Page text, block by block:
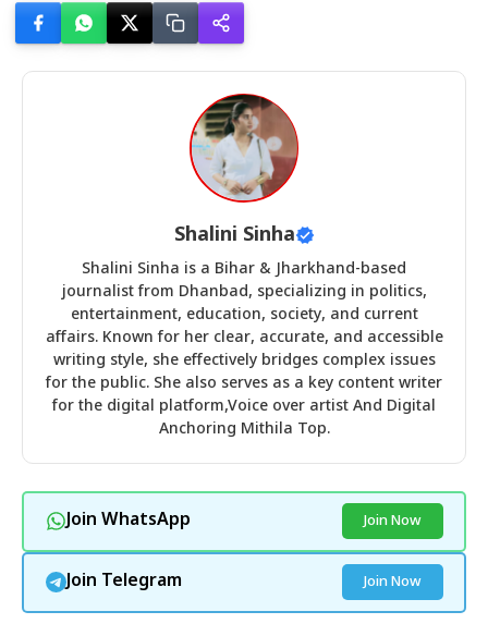
Shalini Sinha
Shalini Sinha is a Bihar & Jharkhand-based
journalist from Dhanbad, specializing in politics,
entertainment, education, society, and current
affairs. Known for her clear, accurate, and accessible
writing style, she effectively bridges complex issues
for the public. She also serves as a key content writer
for the digital platform,Voice over artist And Digital
Anchoring Mithila Top.
Join WhatsApp Join Now
Join Telegram Join Now